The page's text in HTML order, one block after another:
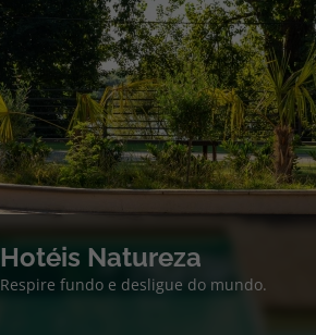
Hotéis Natureza
Respire fundo e desligue do mundo.